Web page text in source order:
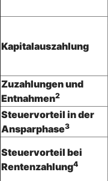
Kapitalauszahlung
Zuzahlungen und
Entnahmen2
Steuervorteil in der
Ansparphase3
Steuervorteil bei
Rentenzahlung4